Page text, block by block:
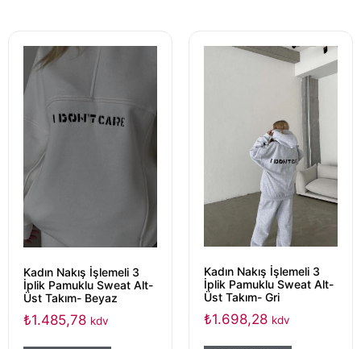
Kadın Nakış İşlemeli 3
İplik Pamuklu Sweat Alt-
Üst Takım- Beyaz
₺1.485,78 kdv
Kadın Nakış İşlemeli 3
İplik Pamuklu Sweat Alt-
Üst Takım- Gri
₺1.698,28 kdv